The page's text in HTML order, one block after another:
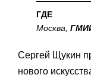
ГДЕ
Москва,
Сергей Щукин
нового